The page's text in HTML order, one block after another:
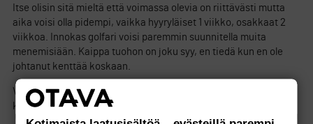
Itse olisin sitä mieltä että voimassa olevia on riittävästi mutta
aika voisi olla pidempi, vaikka hyyryläiset 1 viikko, osakkaat 2
viikkoa. Innokas golfari voisi paremmin suunnitella muita
menemisiään. Kaippa tuohon on joku syy, en tiedä kun en ole
johtanut kenttää koskaan.
Vähän eri asia, aloitus kuulostaa virheeltä. Erilaisia tapoja eri
kentillä on, joissain vieras pääsee varaamaan illalla klo 20.